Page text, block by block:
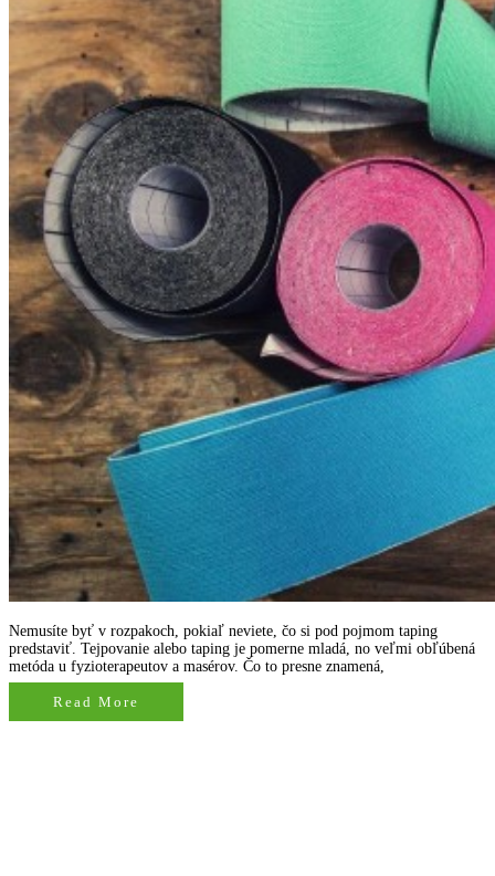
Nemusíte byť v rozpakoch, pokiaľ neviete, čo si pod pojmom taping
predstaviť. Tejpovanie alebo taping je pomerne mladá, no veľmi obľúbená
metóda u fyzioterapeutov a masérov. Čo to presne znamená,
Read More